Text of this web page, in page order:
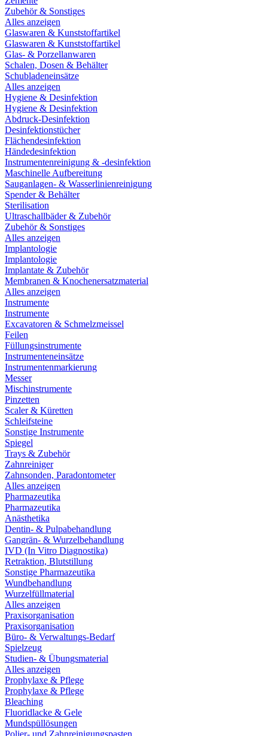
Zubehör & Sonstiges
Alles anzeigen
Glaswaren & Kunststoffartikel
Glaswaren & Kunststoffartikel
Glas- & Porzellanwaren
Schalen, Dosen & Behälter
Schubladeneinsätze
Alles anzeigen
Hygiene & Desinfektion
Hygiene & Desinfektion
Abdruck-Desinfektion
Desinfektionstücher
Flächendesinfektion
Händedesinfektion
Instrumentenreinigung & -desinfektion
Maschinelle Aufbereitung
Sauganlagen- & Wasserlinienreinigung
Spender & Behälter
Sterilisation
Ultraschallbäder & Zubehör
Zubehör & Sonstiges
Alles anzeigen
Implantologie
Implantologie
Implantate & Zubehör
Membranen & Knochenersatzmaterial
Alles anzeigen
Instrumente
Instrumente
Excavatoren & Schmelzmeissel
Feilen
Füllungsinstrumente
Instrumenteneinsätze
Instrumentenmarkierung
Messer
Mischinstrumente
Pinzetten
Scaler & Küretten
Schleifsteine
Sonstige Instrumente
Spiegel
Trays & Zubehör
Zahnreiniger
Zahnsonden, Paradontometer
Alles anzeigen
Pharmazeutika
Pharmazeutika
Anästhetika
Dentin- & Pulpabehandlung
Gangrän- & Wurzelbehandlung
IVD (In Vitro Diagnostika)
Retraktion, Blutstillung
Sonstige Pharmazeutika
Wundbehandlung
Wurzelfüllmaterial
Alles anzeigen
Praxisorganisation
Praxisorganisation
Büro- & Verwaltungs-Bedarf
Spielzeug
Studien- & Übungsmaterial
Alles anzeigen
Prophylaxe & Pflege
Prophylaxe & Pflege
Bleaching
Fluoridlacke & Gele
Mundspüllösungen
Polier- und Zahnreinigungspasten